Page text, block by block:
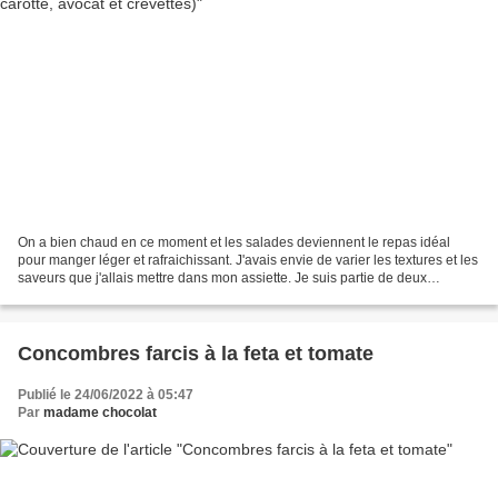
On a bien chaud en ce moment et les salades deviennent le repas idéal
pour manger léger et rafraichissant. J'avais envie de varier les textures et les
saveurs que j'allais mettre dans mon assiette. Je suis partie de deux
Concombres farcis à la feta et tomate
Publié le 24/06/2022 à 05:47
Par madame chocolat